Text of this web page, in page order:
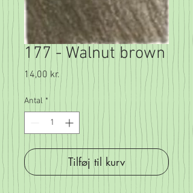
177 - Walnut brown
14,00 kr.Pris
Antal *
Tilføj til kurv